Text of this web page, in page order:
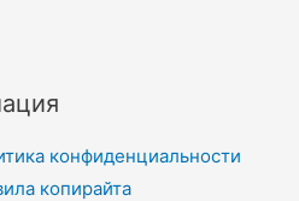
конфиденциальности
копирайта